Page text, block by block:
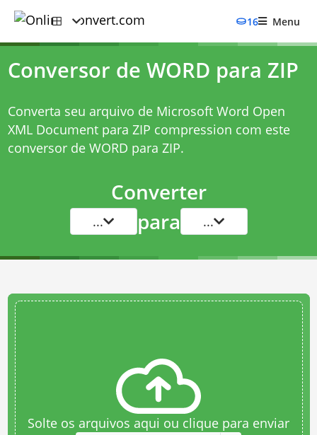
16 Menu
Conversor de WORD para ZIP
Converta seu arquivo de Microsoft Word Open
XML Document para ZIP compression com este
conversor de WORD para ZIP.
Converter
... para ...
Solte os arquivos aqui ou clique para enviar